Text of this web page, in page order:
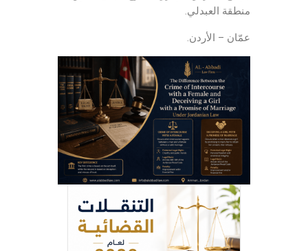
منطقة العبدلي.
عمّان – الأردن.